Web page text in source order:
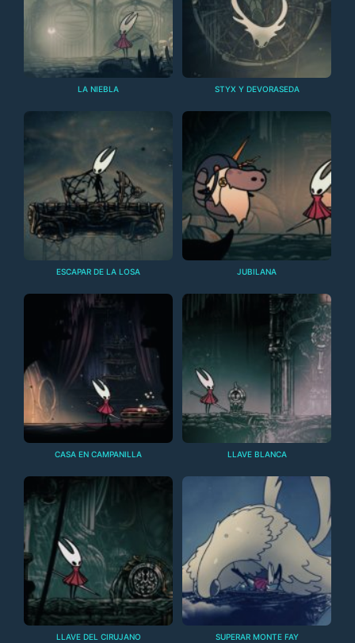
LA NIEBLA STYX Y DEVORASEDA
ESCAPAR DE LA LOSA JUBILANA
CASA EN CAMPANILLA LLAVE BLANCA
LLAVE DEL CIRUJANO SUPERAR MONTE FAY